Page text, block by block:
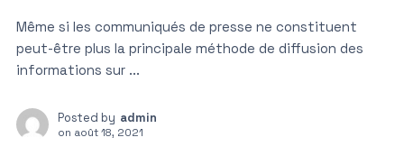
Même si les communiqués de presse ne constituent
peut-être plus la principale méthode de diffusion des
informations sur ...
Posted by admin
on août 18, 2021